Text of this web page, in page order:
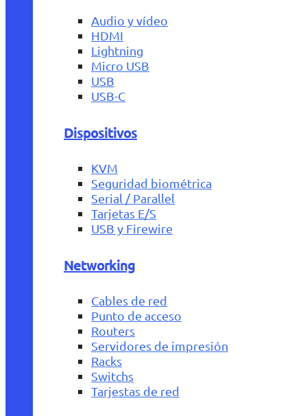
Audio y vídeo
HDMI
Lightning
Micro USB
USB
USB-C
Dispositivos
KVM
Seguridad biométrica
Serial / Parallel
Tarjetas E/S
USB y Firewire
Networking
Cables de red
Punto de acceso
Routers
Servidores de impresión
Racks
Switchs
Tarjestas de red